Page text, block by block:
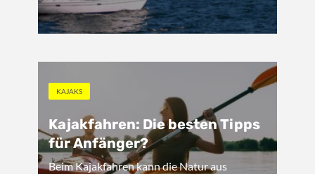
KAJAKS
Kajakfahren: Die besten Tipps
für Anfänger?
Beim Kajakfahren kann die Natur aus